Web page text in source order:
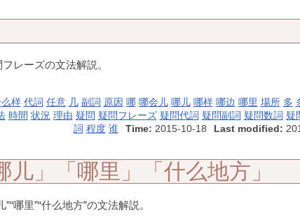
レーズの文法解説。
样 代詞 任意 几 副詞 原因 哪 哪会儿 哪儿 哪样 哪边 哪里 場所 多
時間 状況 理由 疑問 疑問フレーズ 疑問代詞 疑問副詞 疑問数詞 疑
詞 程度 谁 Time: 2015-10-18 Last modified:
」「哪里」「什么地方」
哪里”“什么地方”の文法解説。